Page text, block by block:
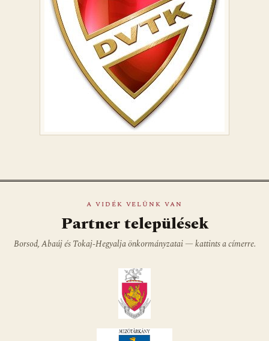
A VIDÉK VELÜNK VAN
Partner települések
Borsod, Abaúj és Tokaj-Hegyalja önkormányzatai — kattints a címerre.